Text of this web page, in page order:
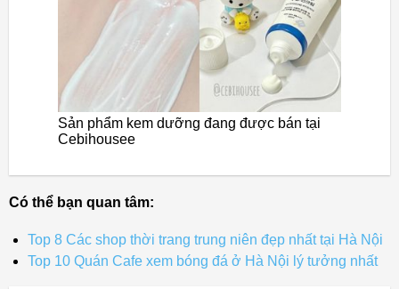
Sản phẩm kem dưỡng đang được bán tại
Cebihousee
Có thể bạn quan tâm:
Top 8 Các shop thời trang trung niên đẹp nhất tại Hà Nội
Top 10 Quán Cafe xem bóng đá ở Hà Nội lý tưởng nhất